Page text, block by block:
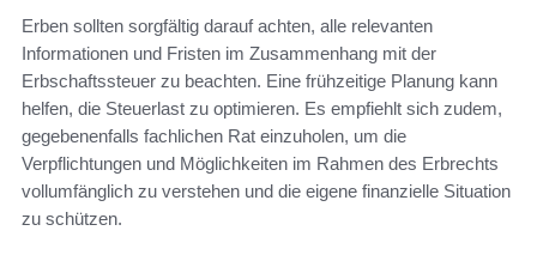
Erben sollten sorgfältig darauf achten, alle relevanten
Informationen und Fristen im Zusammenhang mit der
Erbschaftssteuer zu beachten. Eine frühzeitige Planung kann
helfen, die Steuerlast zu optimieren. Es empfiehlt sich zudem,
gegebenenfalls fachlichen Rat einzuholen, um die
Verpflichtungen und Möglichkeiten im Rahmen des Erbrechts
vollumfänglich zu verstehen und die eigene finanzielle Situation
zu schützen.